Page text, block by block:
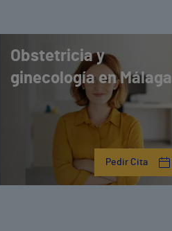
Obstetricia y
ginecología en Málaga
Pedir Cita